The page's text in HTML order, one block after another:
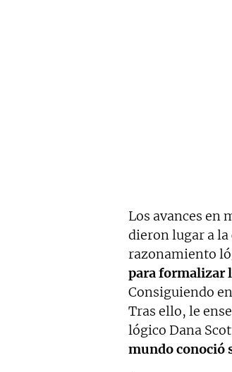
Los avances en
dieron lugar a
razonamiento
para formalizar
Consiguiendo
Tras ello, le
lógico Dana
mundo conoció